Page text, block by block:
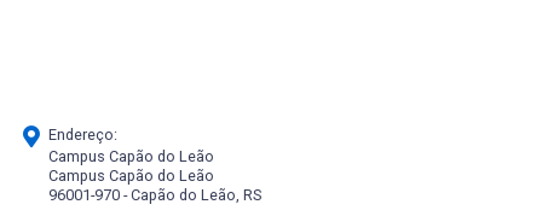
Endereço:
Campus Capão do Leão
Campus Capão do Leão
96001-970 - Capão do Leão, RS